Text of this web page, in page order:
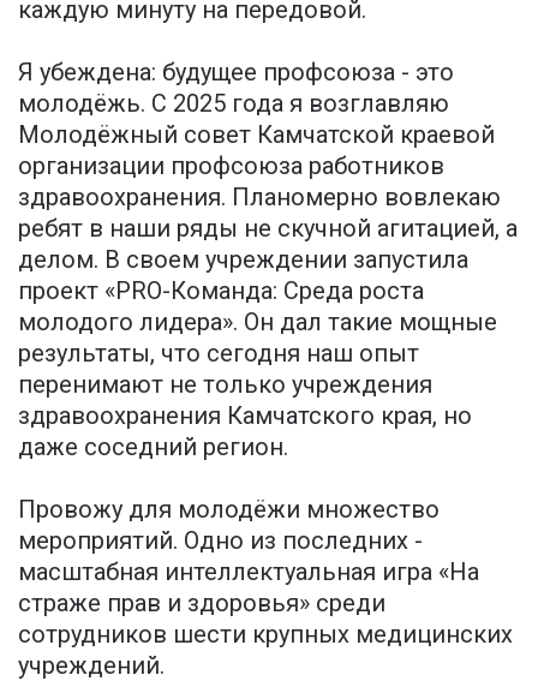
каждую минуту на передовой.
Я убеждена: будущее профсоюза - это
молодёжь. С 2025 года я возглавляю
Молодёжный совет Камчатской краевой
организации профсоюза работников
здравоохранения. Планомерно вовлекаю
ребят в наши ряды не скучной агитацией, а
делом. В своем учреждении запустила
проект «PRO-Команда: Среда роста
молодого лидера». Он дал такие мощные
результаты, что сегодня наш опыт
перенимают не только учреждения
здравоохранения Камчатского края, но
даже соседний регион.
Провожу для молодёжи множество
мероприятий. Одно из последних -
масштабная интеллектуальная игра «На
страже прав и здоровья» среди
сотрудников шести крупных медицинских
учреждений.